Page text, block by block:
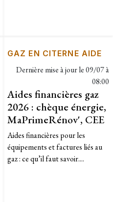
GAZ EN CITERNE AIDE
Dernière mise à jour le09/07 à
08:00
Aides financières gaz
2026 : chèque énergie,
MaPrimeRénov', CEE
Aides financières pour les
équipements et factures liés au
gaz : ce qu’il faut savoir....